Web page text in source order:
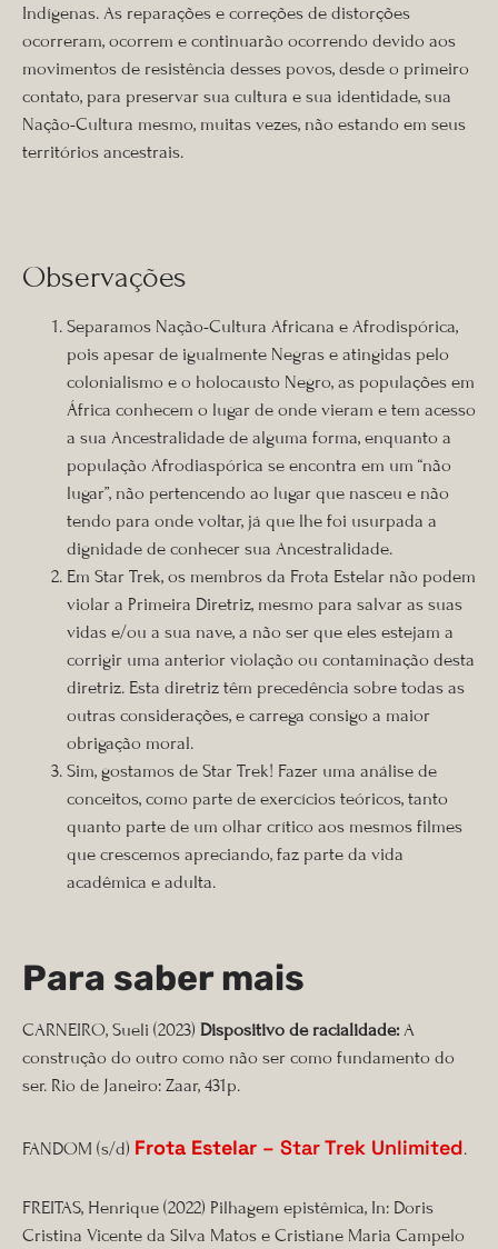
Indígenas. As reparações e correções de distorções
ocorreram, ocorrem e continuarão ocorrendo devido aos
movimentos de resistência desses povos, desde o primeiro
contato, para preservar sua cultura e sua identidade, sua
Nação-Cultura mesmo, muitas vezes, não estando em seus
territórios ancestrais.
Observações
Separamos Nação-Cultura Africana e Afrodispórica,
pois apesar de igualmente Negras e atingidas pelo
colonialismo e o holocausto Negro, as populações em
África conhecem o lugar de onde vieram e tem acesso
a sua Ancestralidade de alguma forma, enquanto a
população Afrodiaspórica se encontra em um “não
lugar”, não pertencendo ao lugar que nasceu e não
tendo para onde voltar, já que lhe foi usurpada a
dignidade de conhecer sua Ancestralidade.
Em Star Trek, os membros da Frota Estelar não podem
violar a Primeira Diretriz, mesmo para salvar as suas
vidas e/ou a sua nave, a não ser que eles estejam a
corrigir uma anterior violação ou contaminação desta
diretriz. Esta diretriz têm precedência sobre todas as
outras considerações, e carrega consigo a maior
obrigação moral.
Sim, gostamos de Star Trek! Fazer uma análise de
conceitos, como parte de exercícios teóricos, tanto
quanto parte de um olhar crítico aos mesmos filmes
que crescemos apreciando, faz parte da vida
acadêmica e adulta.
Para saber mais
CARNEIRO, Sueli (2023) Dispositivo de racialidade:A
construção do outro como não ser como fundamento do
ser. Rio de Janeiro: Zaar, 431p.
FANDOM (s/d) Frota Estelar – Star Trek Unlimited.
FREITAS, Henrique (2022) Pilhagem epistêmica, In: Doris
Cristina Vicente da Silva Matos e Cristiane Maria Campelo